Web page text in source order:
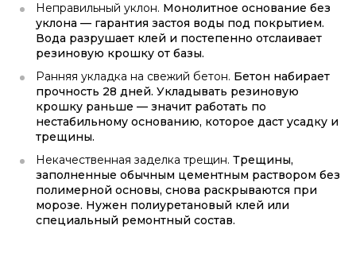
Неправильный уклон. Монолитное основание без
уклона — гарантия застоя воды под покрытием.
Вода разрушает клей и постепенно отслаивает
резиновую крошку от базы.
Ранняя укладка на свежий бетон. Бетон набирает
прочность 28 дней. Укладывать резиновую
крошку раньше — значит работать по
нестабильному основанию, которое даст усадку и
трещины.
Некачественная заделка трещин. Трещины,
заполненные обычным цементным раствором без
полимерной основы, снова раскрываются при
морозе. Нужен полиуретановый клей или
специальный ремонтный состав.